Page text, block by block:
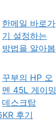
한메일 바로가
기 설정하는
방법을 알아봅
꾸부의 HP 오
멘 45L 게이밍
데스크탑
후기